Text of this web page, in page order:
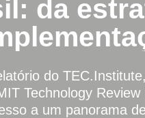
da
do
Technology Review
a um panorama